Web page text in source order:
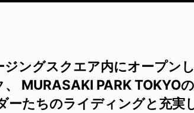
ングスクエア内にオープン
MURASAKI PARK TOKYOの
ーたちのライディングと充実